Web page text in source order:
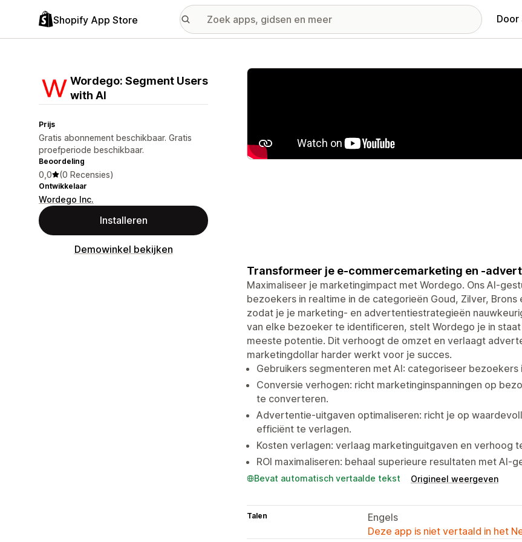
Shopify App Store Door
Wordego: Segment Users
with AI
Prijs
Gratis abonnement beschikbaar. Gratis
proefperiode beschikbaar.
Beoordeling
0,0 (0 Recensies)
Ontwikkelaar
Wordego Inc.
Installeren
Demowinkel bekijken
Galerij met uitgelichte afbeeldingen
Transformeer je e-commercemarketing en -
Maximaliseer je marketingimpact met Wordego. Ons AI-
bezoekers in realtime in de categorieën Goud, Zilver, Brons
zodat je je marketing- en advertentiestrategieën
van elke bezoeker te identificeren, stelt Wordego je in
meeste potentie. Dit verhoogt de omzet en verlaagt
marketingdollar harder werkt voor je succes.
Gebruikers segmenteren met AI: categoriseer bezoekers
Conversie verhogen: richt marketinginspanningen op
te converteren.
Advertentie-uitgaven optimaliseren: richt je op
efficiënt te verlagen.
Kosten verlagen: verlaag marketinguitgaven en verhoog
ROI maximaliseren: behaal superieure resultaten met AI-
Bevat automatisch vertaalde tekst Origineel weergeven
Talen
Engels
Deze app is niet vertaald in het